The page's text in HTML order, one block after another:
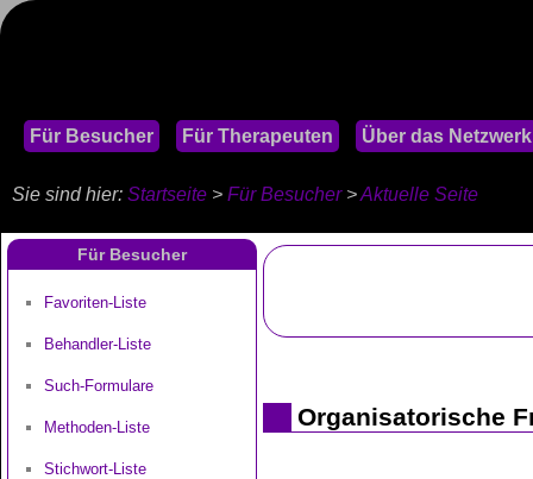
Für Besucher Für Therapeuten Über das Netzwerk
Sie sind hier: Startseite > Für Besucher>Aktuelle Seite
Für Besucher
Favoriten-Liste
Behandler-Liste
Such-Formulare
Methoden-Liste
Stichwort-Liste
Organisatorische